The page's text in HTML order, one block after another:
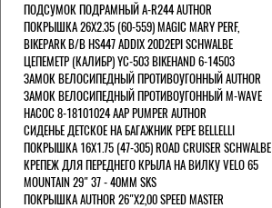
ПОДСУМОК ПОДРАМНЫЙ A-R244 AUTHOR
ПОКРЫШКА 26X2.35 (60-559) MAGIC MARY PERF,
BIKEPARK B/B HS447 ADDIX 20D2EPI SCHWALBE
ЦЕПЕМЕТР (КАЛИБР) YC-503 BIKEHAND 6-14503
ЗАМОК ВЕЛОСИПЕДНЫЙ ПРОТИВОУГОННЫЙ AUTHOR
ЗАМОК ВЕЛОСИПЕДНЫЙ ПРОТИВОУГОННЫЙ M-WAVE
НАСОС 8-18101024 AAP PUMPER AUTHOR
СИДЕНЬЕ ДЕТСКОЕ НА БАГАЖНИК PEPE BELLELLI
ПОКРЫШКА 16X1.75 (47-305) ROAD CRUISER SCHWALBE
КРЕПЕЖ ДЛЯ ПЕРЕДНЕГО КРЫЛА НА ВИЛКУ VELO 65
MOUNTAIN 29" 37 - 40ММ SKS
ПОКРЫШКА AUTHOR 26"Х2,00 SPEED MASTER